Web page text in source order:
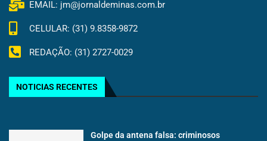
EMAIL: jm@jornaldeminas.com.br
CELULAR: (31) 9.8358-9872
REDAÇÃO: (31) 2727-0029
NOTICIAS RECENTES
Golpe da antena falsa: criminosos